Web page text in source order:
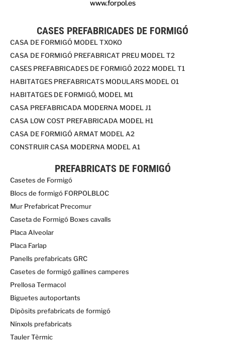
www.forpol.es
CASES PREFABRICADES DE FORMIGÓ
CASA DE FORMIGÓ MODEL TXOKO
CASA DE FORMIGÓ PREFABRICAT PREU MODEL T2
CASES PREFABRICADES DE FORMIGÓ 2022 MODEL T1
HABITATGES PREFABRICATS MODULARS MODEL O1
HABITATGES DE FORMIGÓ, MODEL M1
CASA PREFABRICADA MODERNA MODEL J1
CASA LOW COST PREFABRICADA MODEL H1
CASA DE FORMIGÓ ARMAT MODEL A2
CONSTRUIR CASA MODERNA MODEL A1
PREFABRICATS DE FORMIGÓ
Casetes de Formigó
Blocs de formigó FORPOLBLOC
Mur Prefabricat Precomur
Caseta de Formigó Boxes cavalls
Placa Alveolar
Placa Farlap
Panells prefabricats GRC
Casetes de formigó gallines camperes
Prellosa Termacol
Biguetes autoportants
Dipòsits prefabricats de formigó
Nínxols prefabricats
Tauler Tèrmic